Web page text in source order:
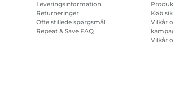
Leveringsinformation
Returneringer
Ofte stillede spørgsmål
Repeat & Save FAQ
Køb
Vilkår
Vilkår